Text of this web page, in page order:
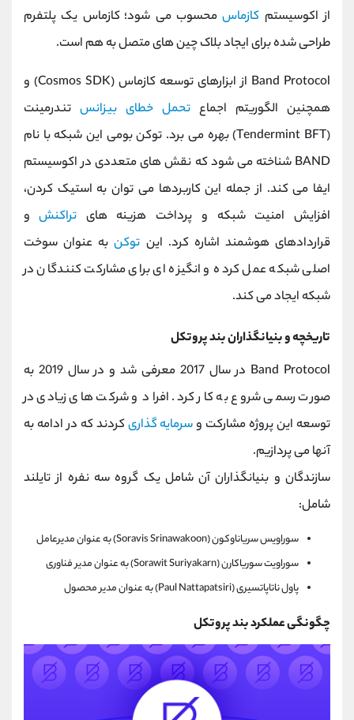
از اکوسیستم کازماسمحسوب می ‌شود؛ کازماس یک پلتفرم
طراحی شده برای ایجاد بلاک چین ‌های متصل به هم است.
Band Protocol از ابزارهای توسعه کازماس (Cosmos SDK) و
همچنین الگوریتم اجماع تحمل خطای بیزانس تندرمینت
(Tendermint BFT) بهره می ‌برد. توکن بومی این شبکه با نام
BAND شناخته می ‌شود که نقش‌ های متعددی در اکوسیستم
ایفا می‌ کند. از جمله این کاربردها می ‌توان به استیک کردن،
افزایش امنیت شبکه و پرداخت هزینه هایتراکنش‌ و
قراردادهای هوشمند اشاره کرد. این توکنبه عنوان سوخت
اصلی شبکه عمل کرده و انگیزه ‌ای برای مشارکت کنندگان در
شبکه ایجاد می ‌کند.
تاریخچه و بنیانگذاران بند پروتکل
Band Protocol در سال 2017 معرفی شد و در سال 2019 به
صورت رسمی شروع به کار کرد. افراد و شرکت های زیادی در
توسعه این پروژه مشارکت وسرمایه گذاریکردند که در ادامه به
آنها می پردازیم.
سازندگان و بنیانگذاران آن شامل یک گروه سه نفره از تایلند
شامل:
سوراويس سرياناوكون (Soravis Srinawakoon) به عنوان مدیرعامل
سوراويت سورياكارن (Sorawit Suriyakarn) به عنوان مدیر فناوری
پاول ناتاپاتسيری (Paul Nattapatsiri) به عنوان مدیر محصول
چگونگی عملکرد بند پروتکل